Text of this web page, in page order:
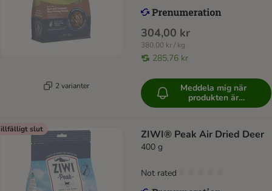
2 varianter
304,00 kr
380,00 kr / kg
285,76 kr
Meddela mig när
produkten är
tillgänglig
slut ZIWI® Peak Air Dried Deer
400 g
Not rated